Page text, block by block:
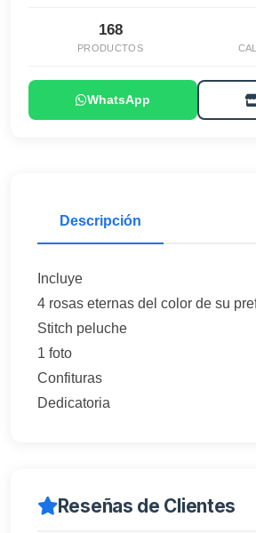
168
PRODUCTOS
WhatsApp
Descripción
Incluye
4 rosas eternas del color de su
Stitch peluche
1 foto
Confituras
Dedicatoria
Reseñas de Clientes